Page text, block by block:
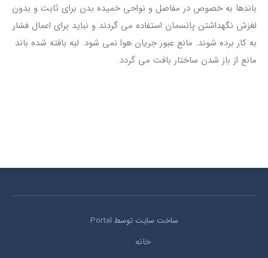
باندها به خصوص در مفاصل و نواحی خمیده بدن برای ثابت و بدون
لغزش نگهداشتن پانسمان استفاده می گردند و نباید برای اعمال فشار
به کار برده شوند. مانع عبور جریان هوا نمی شود. لبه بافته شده باند
مانع از باز شدن ساختار بافت می گردد.
ساخت سایت توسط Portal
خانه